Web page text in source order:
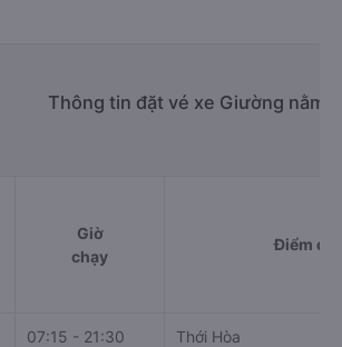
Thông tin đặt vé xe Giường nằm
Giờ
chạy
Điểm đi
07:15 - 21:30 Thới Hòa